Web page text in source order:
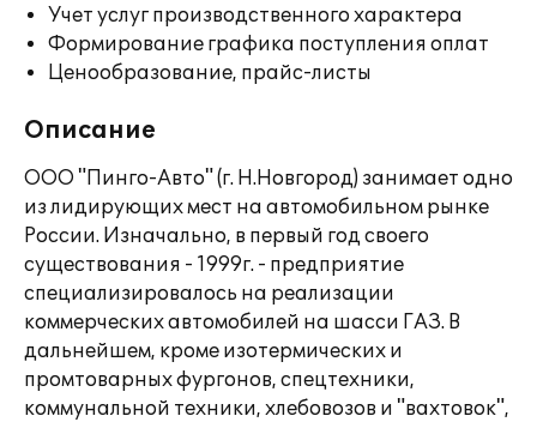
Учет услуг производственного характера
Формирование графика поступления оплат
Ценообразование, прайс-листы
Описание
ООО "Пинго-Авто" (г. Н.Новгород) занимает одно
из лидирующих мест на автомобильном рынке
России. Изначально, в первый год своего
существования - 1999г. - предприятие
специализировалось на реализации
коммерческих автомобилей на шасси ГАЗ. В
дальнейшем, кроме изотермических и
промтоварных фургонов, спецтехники,
коммунальной техники, хлебовозов и "вахтовок",